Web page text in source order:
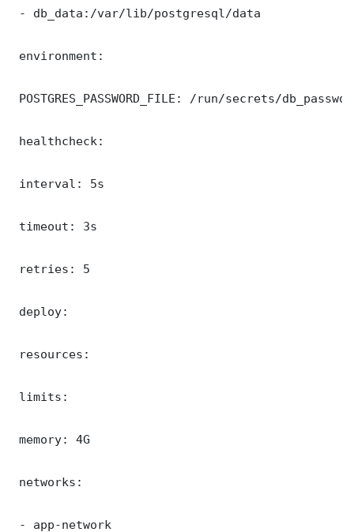
- db_data:/var/lib/postgresql/data
environment:
POSTGRES_PASSWORD_FILE: /run/secrets/
healthcheck:
interval: 5s
timeout: 3s
retries: 5
deploy:
resources:
limits:
memory: 4G
networks:
- app-network